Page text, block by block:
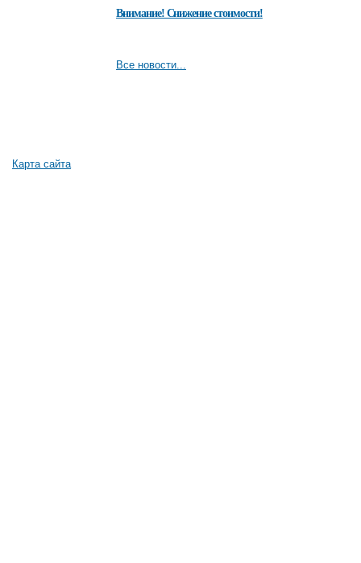
Внимание! Снижение стоимости!
Все новости...
Карта сайта